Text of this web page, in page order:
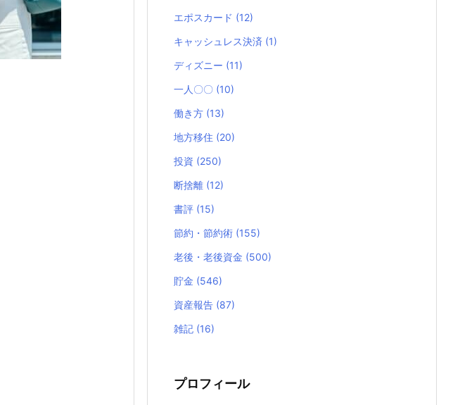
エポスカード (12)
キャッシュレス決済 (1)
ディズニー (11)
一人〇〇 (10)
働き方 (13)
地方移住 (20)
投資 (250)
断捨離 (12)
書評 (15)
節約・節約術 (155)
老後・老後資金 (500)
貯金 (546)
資産報告 (87)
雑記 (16)
プロフィール